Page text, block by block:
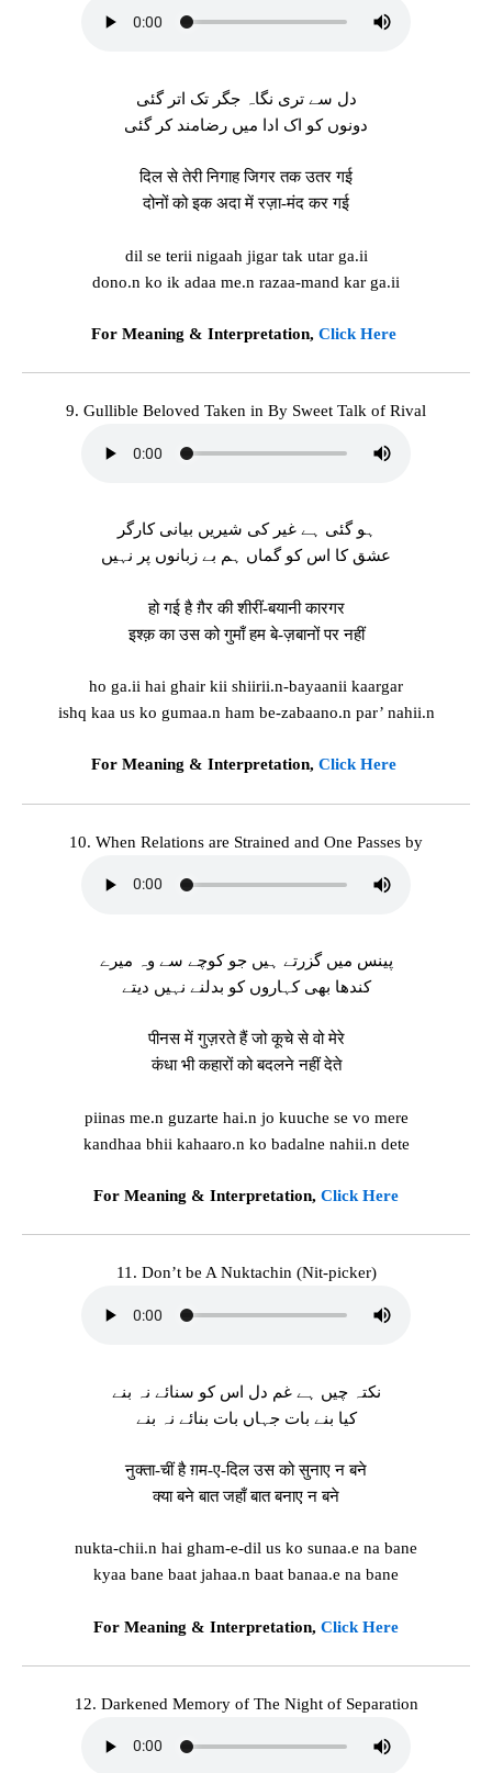
دل سے تری نگاہ جگر تک اتر گئی
دونوں کو اک ادا میں رضامند کر گئی
दिल से तेरी निगाह जिगर तक उतर गई
दोनों को इक अदा में रज़ा-मंद कर गई
dil se terii nigaah jigar tak utar ga.ii
dono.n ko ik adaa me.n razaa-mand kar ga.ii
For Meaning & Interpretation, Click Here
9. Gullible Beloved Taken in By Sweet Talk of Rival
ہو گئی ہے غیر کی شیریں بیانی کارگر
عشق کا اس کو گماں ہم بے زبانوں پر نہیں
हो गई है ग़ैर की शीरीं-बयानी कारगर
इश्क़ का उस को गुमाँ हम बे-ज़बानों पर नहीं
ho ga.ii hai ghair kii shiirii.n-bayaanii kaargar
ishq kaa us ko gumaa.n ham be-zabaano.n par’ nahii.n
For Meaning & Interpretation, Click Here
10. When Relations are Strained and One Passes by
پینس میں گزرتے ہیں جو کوچے سے وہ میرے
کندھا بھی کہاروں کو بدلنے نہیں دیتے
पीनस में गुज़रते हैं जो कूचे से वो मेरे
कंधा भी कहारों को बदलने नहीं देते
piinas me.n guzarte hai.n jo kuuche se vo mere
kandhaa bhii kahaaro.n ko badalne nahii.n dete
For Meaning & Interpretation, Click Here
11. Don’t be A Nuktachin (Nit-picker)
نکتہ چیں ہے غم دل اس کو سنائے نہ بنے
کیا بنے بات جہاں بات بنائے نہ بنے
नुक्ता-चीं है ग़म-ए-दिल उस को सुनाए न बने
क्या बने बात जहाँ बात बनाए न बने
nukta-chii.n hai gham-e-dil us ko sunaa.e na bane
kyaa bane baat jahaa.n baat banaa.e na bane
For Meaning & Interpretation, Click Here
12. Darkened Memory of The Night of Separation